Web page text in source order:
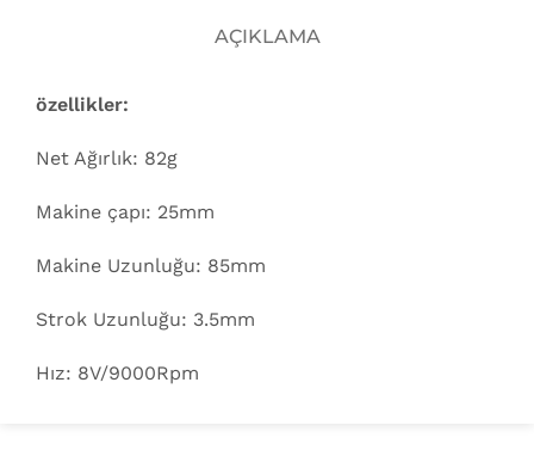
AÇIKLAMA
özellikler:
Net Ağırlık: 82g
Makine çapı: 25mm
Makine Uzunluğu: 85mm
Strok Uzunluğu: 3.5mm
Hız: 8V/9000Rpm